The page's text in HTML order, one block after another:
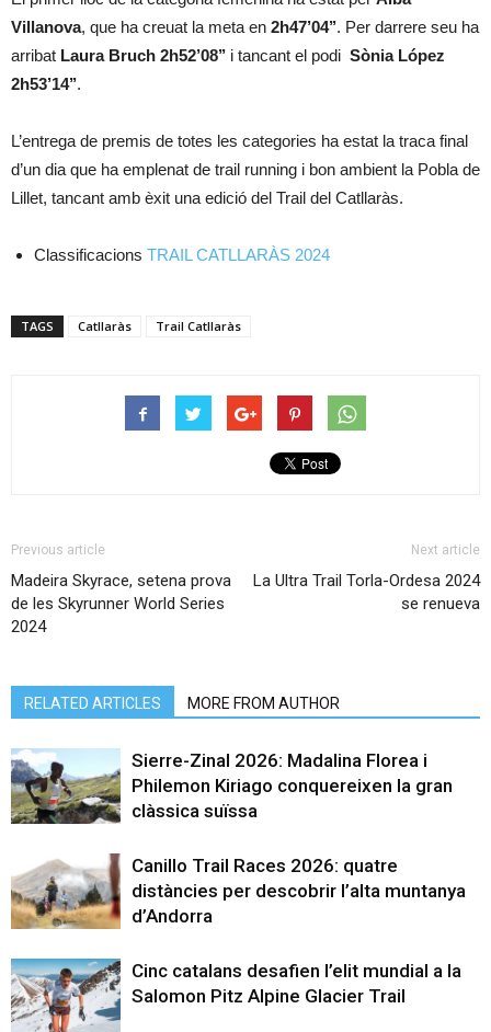
Villanova, que ha creuat la meta en 2h47’04’’. Per darrere seu ha
arribat Laura Bruch 2h52’08’’ i tancant el podi Sònia López
2h53’14’’.
L’entrega de premis de totes les categories ha estat la traca final
d’un dia que ha emplenat de trail running i bon ambient la Pobla de
Lillet, tancant amb èxit una edició del Trail del Catllaràs.
Classificacions TRAIL CATLLARÀS 2024
TAGS Catllaràs Trail Catllaràs
Previous article
Madeira Skyrace, setena prova
de les Skyrunner World Series
2024
Next article
La Ultra Trail Torla-Ordesa 2024
se renueva
RELATED ARTICLES MORE FROM AUTHOR
Sierre-Zinal 2026: Madalina Florea i
Philemon Kiriago conquereixen la gran
clàssica suïssa
Canillo Trail Races 2026: quatre
distàncies per descobrir l’alta muntanya
d’Andorra
Cinc catalans desafien l’elit mundial a la
Salomon Pitz Alpine Glacier Trail